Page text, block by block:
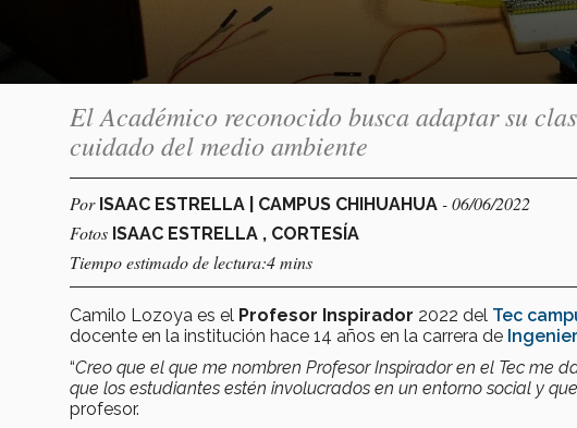
El Académico reconocido busca adaptar su
cuidado del medio ambiente
Por ISAAC ESTRELLA | CAMPUS CHIHUAHUA - 06/06/2022
Fotos ISAAC ESTRELLA , CORTESÍA
Tiempo estimado de lectura:4 mins
Camilo Lozoya es el Profesor Inspirador 2022 del Tec
docente en la institución hace 14 años en la carrera de
“Creo que el que me nombren Profesor Inspirador en el Tec me
que los estudiantes estén involucrados en un entorno social y
profesor.